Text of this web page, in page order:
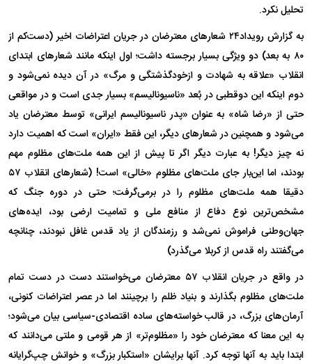
تحلیل نکرد.
به گزارش رویداد۲۴ شعارهای معترضان در جریان اعتراضات اخیر (دست‌کم از
۸۰ به بعد) دو ویژگی بسیار برجسته داشت؛ اول اینکه مانند شعارهای ابتدای
انقلاب «علاقه به شهادت و ازخودگذشتگی و مرگ» در آن دیده نمی‌شود و
دوم اینکه این دوقطبی در بُعد «ناسیونالیسم» بسیار جدی است و در مواقعی
حتی از «رضا شاه» به عنوان «پدر ناسیونالیسم ایرانی» توسط معترضان یاد
می‌شود و همچنین در شعارهای دیگر، این فقط «ایران» است که اهمیت دارد
نه چیز دیگر! به عبارت دیگر اگر تا پیش از این همه ملت‌های مظلوم مهم
بودند، اما این‌بار جای ملت‌های مظلوم «خالی» است! (شعارهای انقلاب ۵۷
دقیقا همه ملت‌های مظلوم را در برمی‌گرفت؛ حتی در دوره جنگ که
مشخص‌ترین نوع دفاع از منافع ملی و تمامیت ارضی بود، ایده‌های
جهان‌وطنی فراموش نمی‌شد و رزمندگان از یاد قدس غافل نبودند، چنانچه
می‌گفتند راه قدس از کربلا می‌گذرد)
در واقع در جریان انقلاب ۵۷ معترضان می‌خواستند دست در دست تمام
ملت‌های مظلوم بگذارند و بنیاد ظلم را برچینند اما در عصر اعتراضات کنونی،
آرمان‌های بزرگ، در قالب خواسته‌های ساده اقتصادی-سیاسی بیان می‌شود؛
به این معنا که معترضان خود را «مظلوم‌تر» از هر قومی و ملتی می‌دانند که
ابتدا باید به آنها توجه کرد. آنها برایشان «استکبار بزرگ» و خوانش چپ‌گرایانه